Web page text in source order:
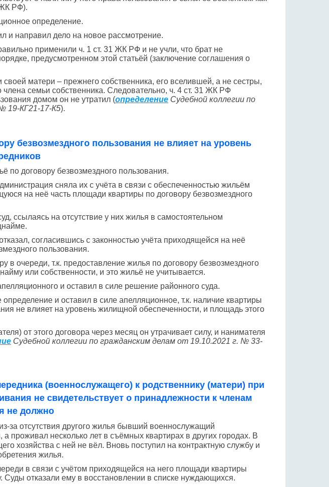
ЖК РФ).
определение.
и направил дело на новое рассмотрение.
применили ч. 1 ст. 31 ЖК РФ и не учли, что брат не
предусмотренном этой статьёй (заключение соглашения о
матери – прежнего собственника, его вселившей, а не сестры,
семьи собственника. Следовательно, ч. 4 ст. 31 ЖК РФ
домом он не утратил (определение Судебной коллегии по
19-КГ21-17-К5).
безвозмездного пользования не влияет на уровень
по договору безвозмездного пользования.
сняла их с учёта в связи с обеспеченностью жильём
на неё часть площади квартиры по договору безвозмездного
ссылаясь на отсутствие у них жилья в самостоятельном
согласившись с законностью учёта приходящейся на неё
пользования.
в очереди, т.к. предоставление жилья по договору безвозмездного
или собственности, и это жильё не учитывается.
и оставил в силе решение районного суда.
и оставил в силе апелляционное, т.к. наличие квартиры
не влияет на уровень жилищной обеспеченности, и площадь этого
от этого договора через месяц он утрачивает силу, и нанимателя
Судебной коллегии по гражданским делам от 19.10.2021 г. № 33-
(военнослужащего) к родственнику (матери) при
не свидетельствует о принадлежности к членам
не должно
за отсутствия другого жилья бывший военнослужащий
а проживал несколько лет в съёмных квартирах в других городах. В
хозяйства с ней не вёл. Вновь поступил на контрактную службу и
жилья.
в связи с учётом приходящейся на него площади квартиры
Суды отказали ему в восстановлении в списке нуждающихся.